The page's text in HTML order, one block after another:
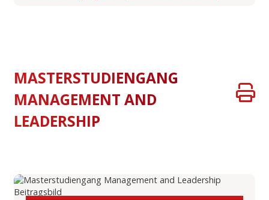
MASTERSTUDIENGANG
MANAGEMENT AND
LEADERSHIP